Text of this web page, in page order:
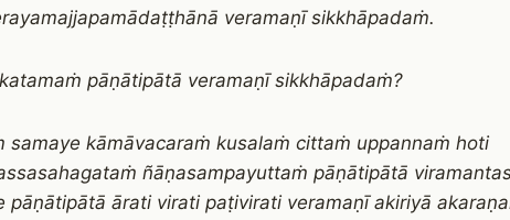
veramaṇī sikkhāpadaṁ.
pāṇātipātā veramaṇī sikkhāpadaṁ?
samaye kāmāvacaraṁ kusalaṁ cittaṁ uppannaṁ hoti
ñāṇasampayuttaṁ pāṇātipātā
pāṇātipātā ārati virati paṭivirati veramaṇī akiriyā